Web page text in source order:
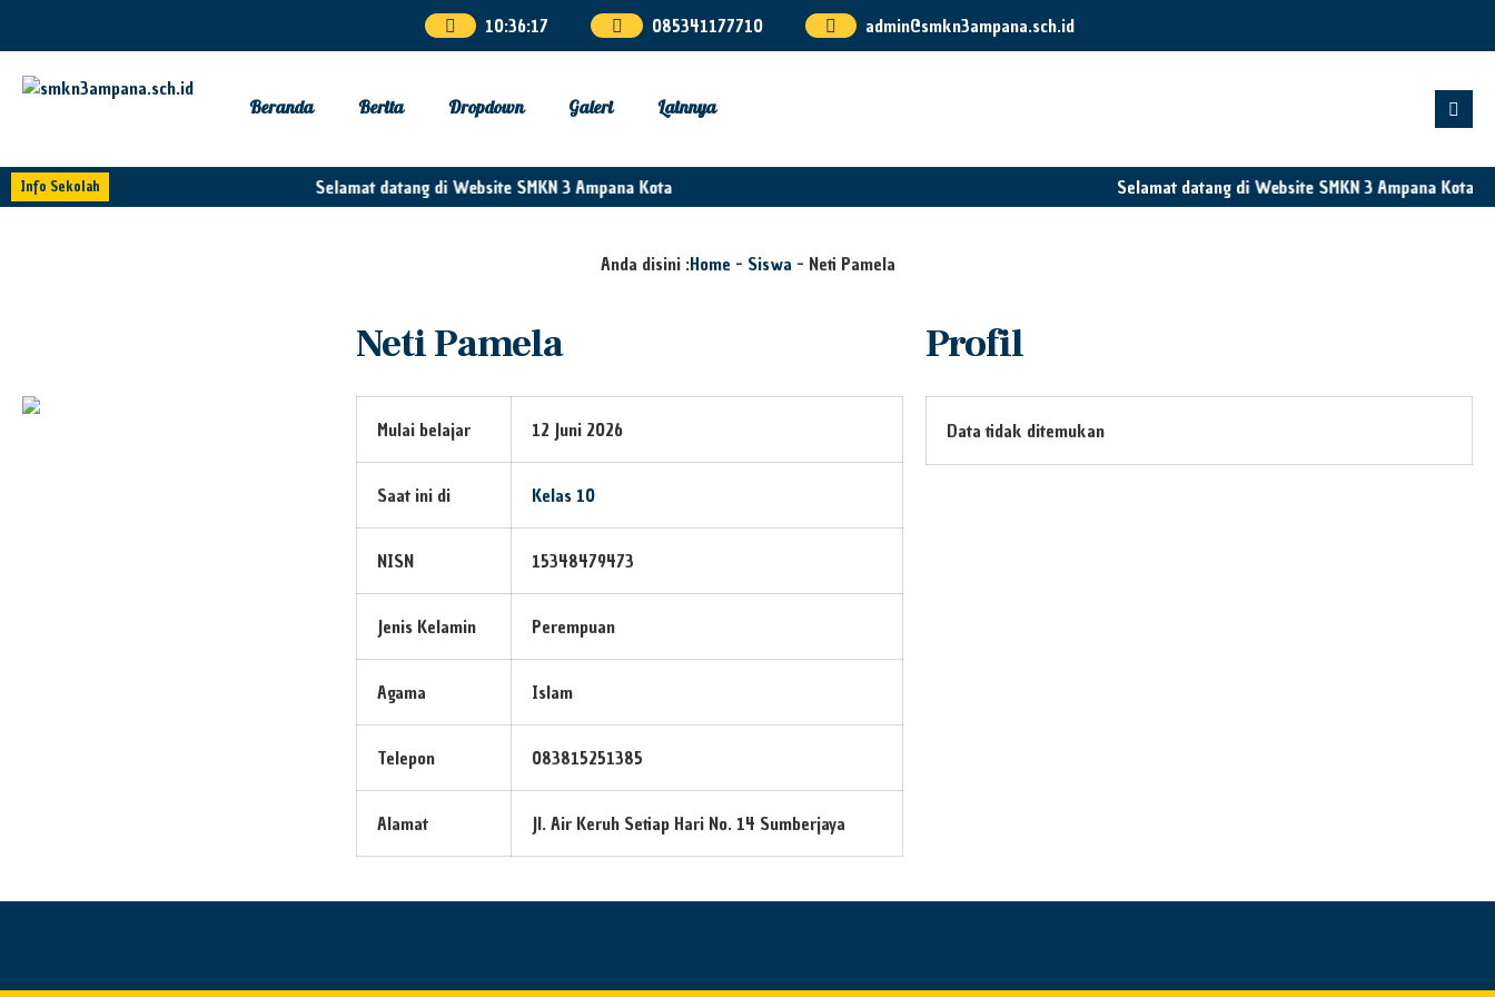
10:36:17 085341177710 admin@smkn3ampana.sch.id
Beranda Berita Dropdown Galeri Lainnya
Info Sekolah Selamat datang di Website SMKN 3 Ampana Kota
Selamat datang di Website SMKN 3 Ampana Kota
Anda disini :Home - Siswa - Neti Pamela
Neti Pamela
Mulai belajar 12 Juni 2026
Saat ini di Kelas 10
NISN 15348479473
Jenis Kelamin Perempuan
Agama Islam
Telepon 083815251385
Alamat Jl. Air Keruh Setiap Hari No. 14 Sumberjaya
Profil
Data tidak ditemukan